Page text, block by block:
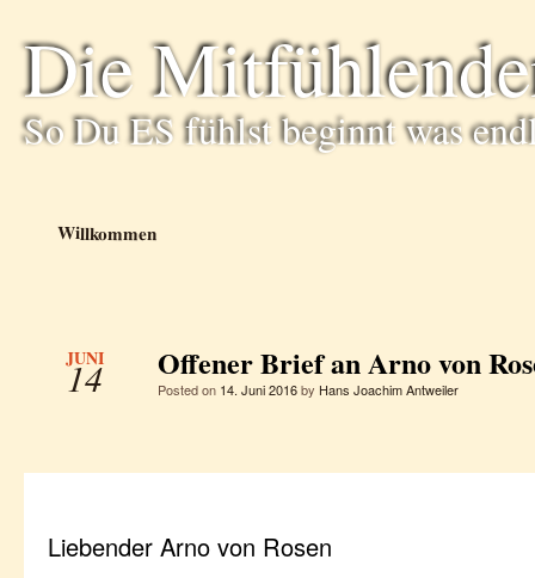
Die
So Du ES fühlst beginnt was
Willkommen
JUNI
14 Offener Brief an Arno von
Posted on 14. Juni 2016by Hans Joachim Antweiler
Liebender Arno von Rosen